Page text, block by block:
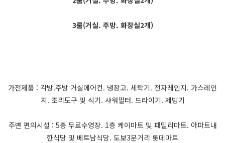
3룸(거실. 주방. 화장실2개)
가전제품 : 각방.주방 거실에어컨. 냉장고. 세탁기. 전자레인지. 가스레인
지. 조리도구 및 식기. 샤워필터. 드라이기. 제빙기
주변 편의시설 : 5층 무료수영장. 1층 케이마트 및 패밀리마트. 아파트내
한식당 및 베트남식당. 도보3분거리 롯데마트